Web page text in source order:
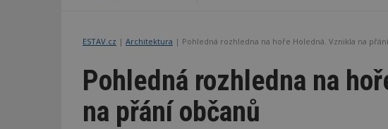
ESTAV.cz Architektura Pohledná rozhledna na hoře Holedná. Vznikla na
Pohledná rozhledna na
na přání občanů